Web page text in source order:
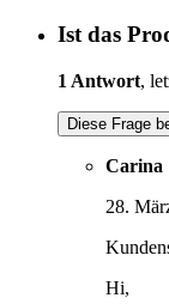
Ist das
1 Antwort,
Diese Frage
Carina
28.
Hi,